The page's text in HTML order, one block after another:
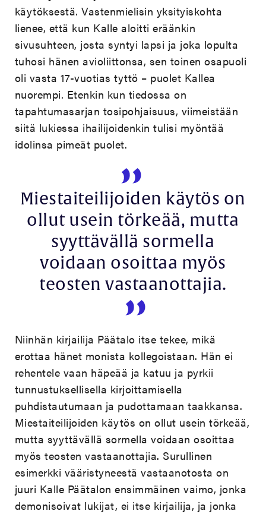
käytöksestä. Vastenmielisin yksityiskohta
lienee, että kun Kalle aloitti eräänkin
sivusuhteen, josta syntyi lapsi ja joka lopulta
tuhosi hänen avioliittonsa, sen toinen osapuoli
oli vasta 17-vuotias tyttö – puolet Kallea
nuorempi. Etenkin kun tiedossa on
tapahtumasarjan tosipohjaisuus, viimeistään
siitä lukiessa ihailijoidenkin tulisi myöntää
idolinsa pimeät puolet.
Miestaiteilijoiden käytös on
ollut usein törkeää, mutta
syyttävällä sormella
voidaan osoittaa myös
teosten vastaanottajia.
Niinhän kirjailija Päätalo itse tekee, mikä
erottaa hänet monista kollegoistaan. Hän ei
rehentele vaan häpeää ja katuu ja pyrkii
tunnustuksellisella kirjoittamisella
puhdistautumaan ja pudottamaan taakkansa.
Miestaiteilijoiden käytös on ollut usein törkeää,
mutta syyttävällä sormella voidaan osoittaa
myös teosten vastaanottajia. Surullinen
esimerkki vääristyneestä vastaanotosta on
juuri Kalle Päätalon ensimmäinen vaimo, jonka
demonisoivat lukijat, ei itse kirjailija, ja jonka